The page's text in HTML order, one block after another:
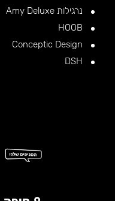
נרגילות Amy Deluxe